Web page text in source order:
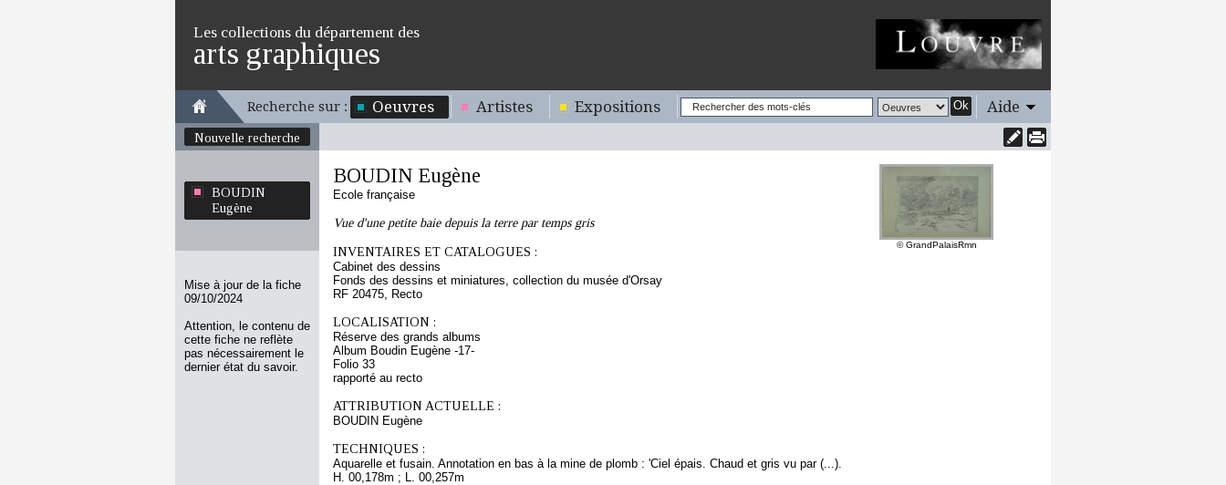
Les collections du département des
arts graphiques
Recherche sur : Oeuvres Artistes Expositions Ok Aide
Nouvelle recherche
BOUDIN
Eugène
Mise à jour de la fiche
09/10/2024
Attention, le contenu de
cette fiche ne reflète
pas nécessairement le
dernier état du savoir.
© GrandPalaisRmn
BOUDIN Eugène
Ecole française
Vue d'une petite baie depuis la terre par temps gris
INVENTAIRES ET CATALOGUES :
Cabinet des dessins
Fonds des dessins et miniatures, collection du musée d'Orsay
RF 20475, Recto
LOCALISATION :
Réserve des grands albums
Album Boudin Eugène -17-
Folio 33
rapporté au recto
ATTRIBUTION ACTUELLE :
BOUDIN Eugène
TECHNIQUES :
Aquarelle et fusain. Annotation en bas à la mine de plomb : 'Ciel épais. Chaud et gris vu par (...).
H. 00,178m ; L. 00,257m